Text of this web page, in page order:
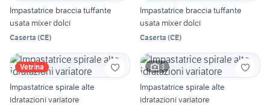
Impastatrice braccia tuffante
usata mixer dolci
Caserta (CE)
Impastatrice braccia tuffante
usata mixer dolci
Caserta (CE)
Vetrina
Impastatrice spirale alte
idratazioni variatore
3
Impastatrice spirale alte
idratazioni variatore